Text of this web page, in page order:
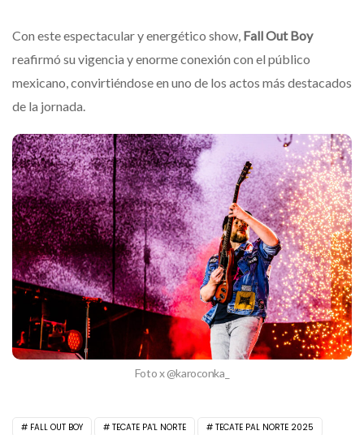
Con este espectacular y energético show, Fall Out Boy
reafirmó su vigencia y enorme conexión con el público
mexicano, convirtiéndose en uno de los actos más destacados
de la jornada.
Foto x @karoconka_
FALL OUT BOY TECATE PA'L NORTE TECATE PAL NORTE 2025